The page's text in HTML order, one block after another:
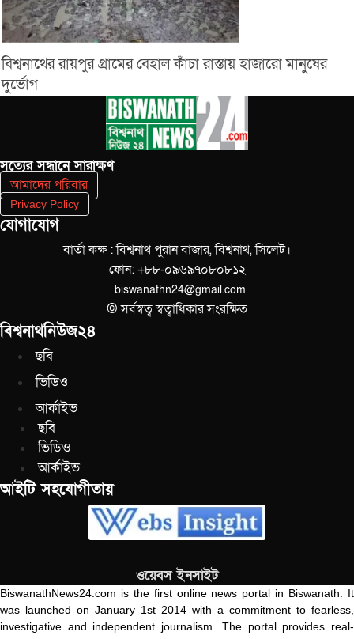
বিশ্বনাথের রায়পুর গ্রামের বেহাল কাঁচা রাস্তায় হাজারো মানুষের
দুর্ভোগ
সত‌্যের সন্ধানে সারাক্ষণ
আমাদের পরিবার
Privacy Policy
যোগাযোগ
বার্তা কক্ষ : বিশ্বনাথ পুরান বাজার, বিশ্বনাথ, সিলেট।
ফোন: +৮৮-০৯৬৯৭০৮০৮১২
biswanathn24@gmail.com
© সর্বস্বত্ব স্বত্বাধিকার সংরক্ষিত
বিশ্বনাথনিউজ২৪
ছবি
ভিডিও
আর্কাইভ
ছবি
ভিডিও
আর্কাইভ
আইটি সহযোগীতায়
ওয়েবস ইনসাইট
BiswanathNews24.com is the first online news portal in Biswanath. It
was launched on January 1st 2014 with a commitment to fearless,
investigative and independent journalism. The portal provides real-